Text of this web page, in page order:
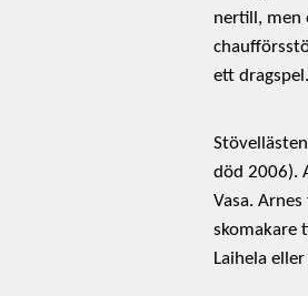
nertill, men
ett dragspel.
död 2006).
Vasa.
skomakare
Laihela